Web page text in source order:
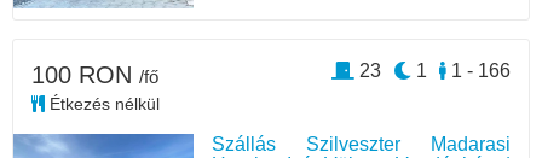
Szállás Szilveszter Madarasi
100 RON /fő
Étkezés nélkül
1 - 166
1
23